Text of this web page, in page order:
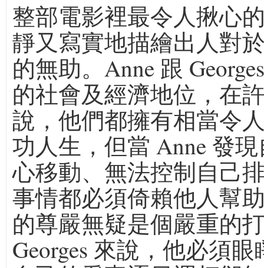
整部電影裡最令人揪心
靜又寫實地描繪出人對
的無助。Anne 跟
的社會及經濟地位，在
說，他們都擁有相當令
功人生，但當 Anne 發
心移動、無法控制自己
事情都必須倚賴他人幫
的尊嚴無疑是個嚴重的
Georges 來說，他必須